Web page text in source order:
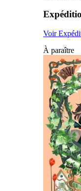
Voir
À paraître